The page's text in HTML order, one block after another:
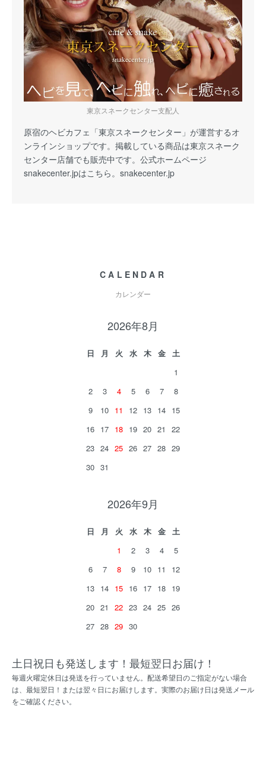
東京スネークセンター支配人
原宿のヘビカフェ「東京スネークセンター」が運営するオ
ンラインショップです。掲載している商品は東京スネーク
センター店舗でも販売中です。公式ホームページ
snakecenter.jpはこちら。 snakecenter.jp
CALENDAR
カレンダー
2026年8月
日 月 火 水 木 金
土
1
2
3 4 5 6 7
8
9
10 11 12 13 14 15
16 17 18 19 20 21
22
23 24 25 26 27 28 29
30 31
2026年9月
日 月 火 水 木 金
土
1
2 3 4
5
6
7 8 9 10 11
12
13 14 15 16 17 18 19
20 21 22 23 24 25 26
27 28 29 30
土日祝日も発送します！最短翌日お届け！
毎週火曜定休日は発送を行っていません。配送希望日のご指定がない場合
は、最短翌日！または翌々日にお届けします。実際のお届け日は発送メール
をご確認ください。